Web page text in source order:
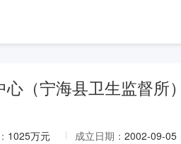
（宁海县卫生监督所）
1025万元 成立日期： 2002-09-05